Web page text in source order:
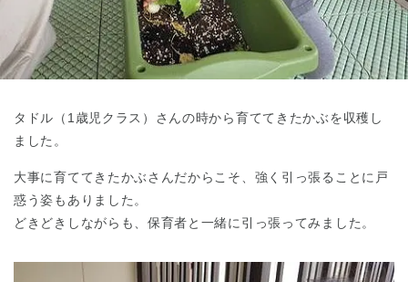
タドル（1歳児クラス）さんの時から育ててきたかぶを収穫し
ました。
大事に育ててきたかぶさんだからこそ、強く引っ張ることに戸
惑う姿もありました。
どきどきしながらも、保育者と一緒に引っ張ってみました。